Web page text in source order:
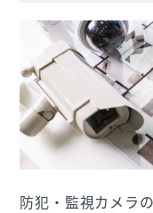
防犯・監視カメラ